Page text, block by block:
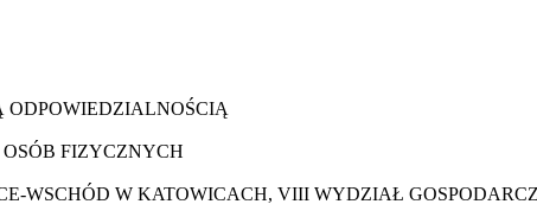
ODPOWIEDZIALNOŚCIĄ
FIZYCZNYCH
WSCHÓD W KATOWICACH, VIII WYDZIAŁ